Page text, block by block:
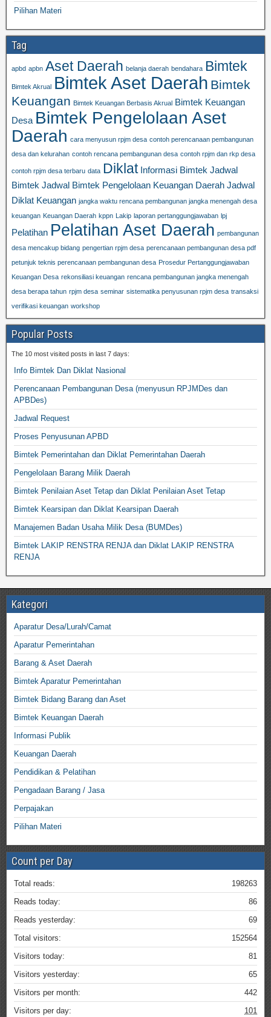
Pilihan Materi
Tag
apbd apbn Aset Daerah belanja daerah bendahara Bimtek
Bimtek Akrual Bimtek Aset Daerah Bimtek
Keuangan Bimtek Keuangan Berbasis Akrual Bimtek Keuangan
Desa Bimtek Pengelolaan Aset
Daerah cara menyusun rpjm desa contoh perencanaan pembangunan
desa dan kelurahan contoh rencana pembangunan desa contoh rpjm dan rkp desa
contoh rpjm desa terbaru data Diklat Informasi Bimtek Jadwal
Bimtek Jadwal Bimtek Pengelolaan Keuangan Daerah Jadwal
Diklat Keuangan jangka waktu rencana pembangunan jangka menengah desa
keuangan Keuangan Daerah kppn Lakip laporan pertanggungjawaban lpj
Pelatihan Pelatihan Aset Daerah pembangunan
desa mencakup bidang pengertian rpjm desa perencanaan pembangunan desa pdf
petunjuk teknis perencanaan pembangunan desa Prosedur Pertanggungjawaban
Keuangan Desa rekonsiliasi keuangan rencana pembangunan jangka menengah
desa berapa tahun rpjm desa seminar sistematika penyusunan rpjm desa transaksi
verifikasi keuangan workshop
Popular Posts
The 10 most visited posts in last 7 days:
Info Bimtek Dan Diklat Nasional
Perencanaan Pembangunan Desa (menyusun RPJMDes dan
APBDes)
Jadwal Request
Proses Penyusunan APBD
Bimtek Pemerintahan dan Diklat Pemerintahan Daerah
Pengelolaan Barang Milik Daerah
Bimtek Penilaian Aset Tetap dan Diklat Penilaian Aset Tetap
Bimtek Kearsipan dan Diklat Kearsipan Daerah
Manajemen Badan Usaha Milik Desa (BUMDes)
Bimtek LAKIP RENSTRA RENJA dan Diklat LAKIP RENSTRA
RENJA
Kategori
Aparatur Desa/Lurah/Camat
Aparatur Pemerintahan
Barang & Aset Daerah
Bimtek Aparatur Pemerintahan
Bimtek Bidang Barang dan Aset
Bimtek Keuangan Daerah
Informasi Publik
Keuangan Daerah
Pendidikan & Pelatihan
Pengadaan Barang / Jasa
Perpajakan
Pilihan Materi
Count per Day
198263
Total reads:
86
Reads today:
69
Reads yesterday:
152564
Total visitors:
81
Visitors today:
65
Visitors yesterday:
442
Visitors per month:
101
Visitors per day: